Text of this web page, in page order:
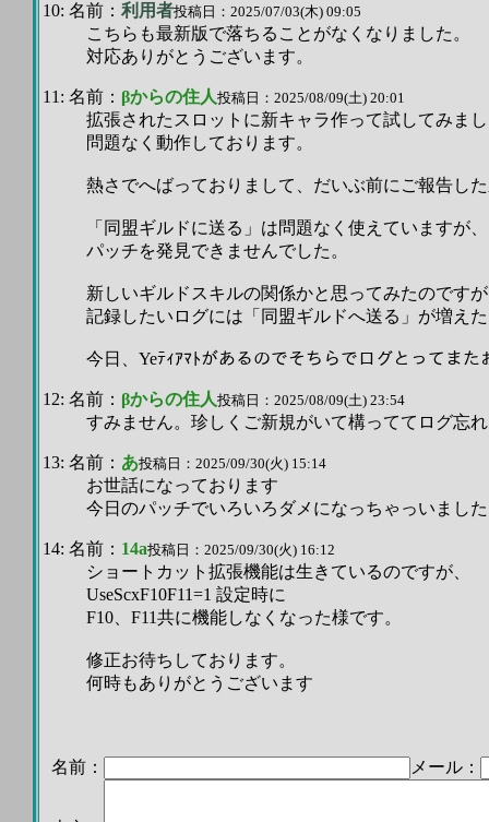
10: 名前： 利用者投稿日：2025/07/03(木) 09:05
こちらも最新版で落ちることがなくなりました。
対応ありがとうございます。
11: 名前： βからの住人投稿日：2025/08/09(土) 20:01
拡張されたスロットに新キャラ作って試してみま
問題なく動作しております。
熱さでへばっておりまして、だいぶ前にご報告し
「同盟ギルドに送る」は問題なく使えていますが
パッチを発見できませんでした。
新しいギルドスキルの関係かと思ってみたのです
記録したいログには「同盟ギルドへ送る」が増え
今日、Yeﾃｨｱﾏﾄがあるのでそちらでログとってまた
12: 名前： βからの住人投稿日：2025/08/09(土) 23:54
すみません。珍しくご新規がいて構っててログ忘
13: 名前： あ投稿日：2025/09/30(火) 15:14
お世話になっております
今日のパッチでいろいろダメになっちゃっいまし
14: 名前： 14a投稿日：2025/09/30(火) 16:12
ショートカット拡張機能は生きているのですが、
UseScxF10F11=1 設定時に
F10、F11共に機能しなくなった様です。
修正お待ちしております。
何時もありがとうございます
名前： メール：